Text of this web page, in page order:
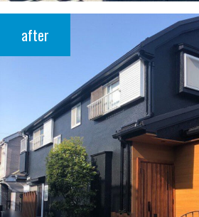
after